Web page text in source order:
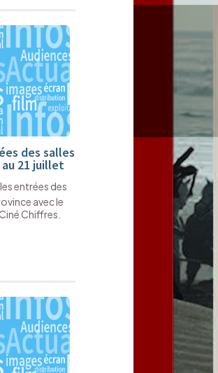
des salles
21 juillet
entrées des
avec le
Chiffres.